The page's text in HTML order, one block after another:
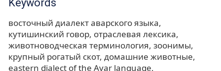
Keywords
восточный диалект аварского языка
кутишинский говор отраслевая лексика
животноводческая терминология зоонимы
крупный рогатый скот домашние животные
eastern dialect of the Avar language